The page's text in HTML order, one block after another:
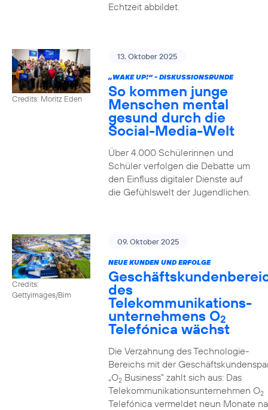
Echtzeit abbildet.
Credits: Moritz Eden
13. Oktober 2025
„WAKE UP!“ - DISKUSSIONSRUNDE
So kommen junge
Menschen mental
gesund durch die
Social-Media-Welt
Über 4.000 Schülerinnen und
Schüler verfolgen die Debatte um
den Einfluss digitaler Dienste auf
die Gefühlswelt der Jugendlichen.
Credits:
Gettyimages/Bim
09. Oktober 2025
NEUE KUNDEN UND ERFOLGE
des
Telekommunikations­
unternehmens O2
Telefónica wächst
Die Verzahnung des Technologie-
Bereichs mit der
„O2Business” zahlt sich aus: Das
Telekommunikationsunternehmen O2
Telefónica vermeldet neun Monate